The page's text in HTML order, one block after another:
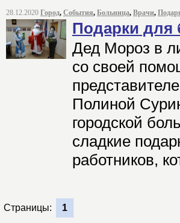
28.12.2020 Город, События, Больница, Врачи,
Подарки для
Дед Мороз в
со своей
Полиной
городской
сладкие
работников,
Страницы: 1